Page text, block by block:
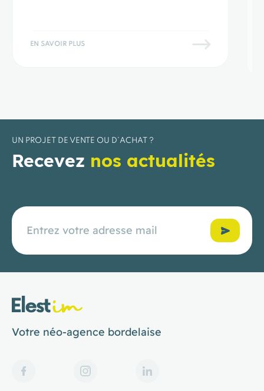
EN SAVOIR PLUS
UN PROJET DE VENTE OU D’ACHAT ?
Recevez nos actualités
Votre néo-agence bordelaise